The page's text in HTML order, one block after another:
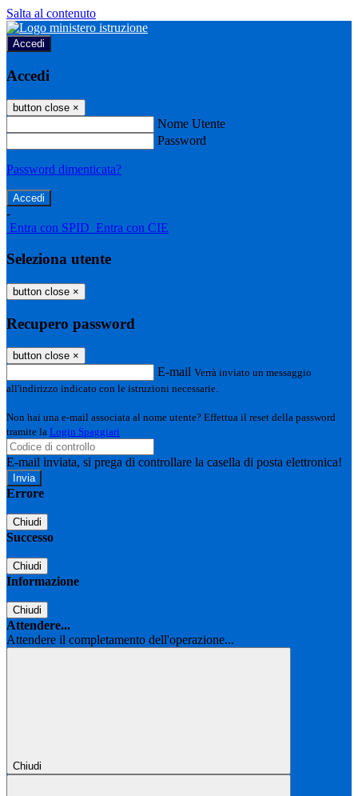
Salta al contenuto
Accedi
Accedi
button close ×
Nome Utente
Password
Password dimenticata?
-
Entra con SPID Entra con CIE
Seleziona utente
button close ×
Recupero password
button close ×
E-mail Verrà inviato un messaggio
all'indirizzo indicato con le istruzioni necessarie.
Non hai una e-mail associata al nome utente? Effettua il reset della password
tramite la Login Spaggiari
E-mail inviata, si prega di controllare la casella di posta elettronica!
Errore
Chiudi
Successo
Chiudi
Informazione
Chiudi
Attendere...
Attendere il completamento dell'operazione...
Chiudi